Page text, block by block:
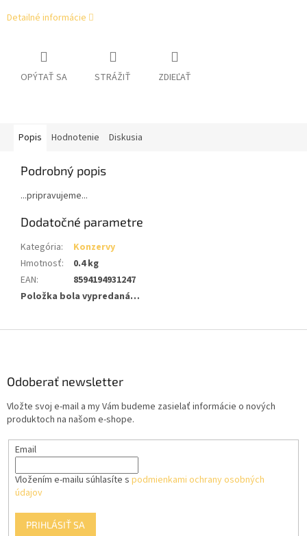
Detailné informácie
OPÝTAŤ SA STRÁŽIŤ ZDIEĽAŤ
Popis Hodnotenie Diskusia
Podrobný popis
...pripravujeme...
Dodatočné parametre
Kategória:
Konzervy
Hmotnosť:
0.4 kg
EAN:
8594194931247
Položka bola vypredaná…
Odoberať newsletter
Vložte svoj e-mail a my Vám budeme zasielať informácie o nových
produktoch na našom e-shope.
Email
Vložením e-mailu súhlasíte s podmienkami ochrany osobných
údajov
PRIHLÁSIŤ SA